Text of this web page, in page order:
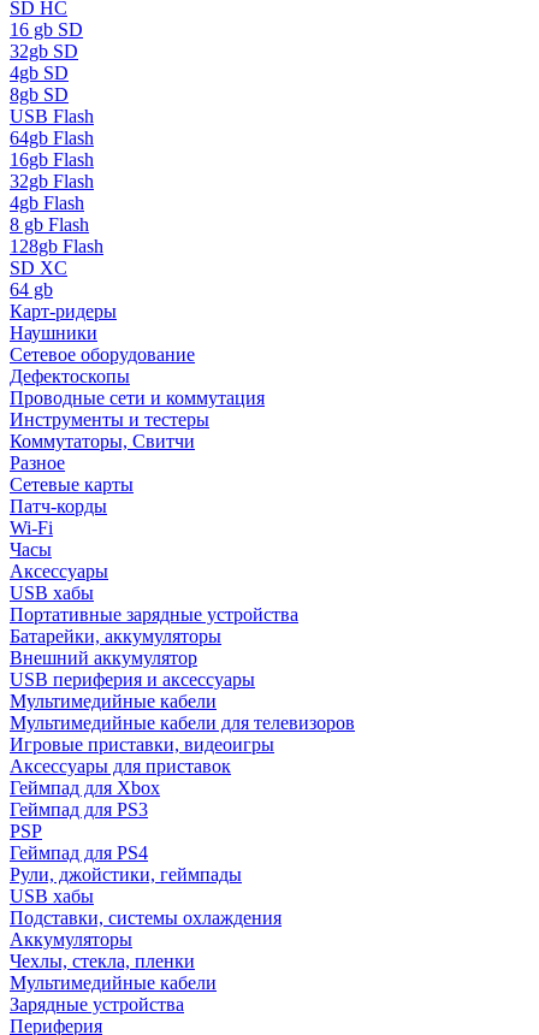
SD HC
16 gb SD
32gb SD
4gb SD
8gb SD
USB Flash
64gb Flash
16gb Flash
32gb Flash
4gb Flash
8 gb Flash
128gb Flash
SD XC
64 gb
Карт-ридеры
Наушники
Сетевое оборудование
Дефектоскопы
Проводные сети и коммутация
Инструменты и тестеры
Коммутаторы, Свитчи
Разное
Сетевые карты
Патч-корды
Wi-Fi
Часы
Аксессуары
USB хабы
Портативные зарядные устройства
Батарейки, аккумуляторы
Внешний аккумулятор
USB периферия и аксессуары
Мультимедийные кабели
Мультимедийные кабели для телевизоров
Игровые приставки, видеоигры
Аксессуары для приставок
Геймпад для Xbox
Геймпад для PS3
PSP
Геймпад для PS4
Рули, джойстики, геймпады
USB хабы
Подставки, системы охлаждения
Аккумуляторы
Чехлы, стекла, пленки
Мультимедийные кабели
Зарядные устройства
Периферия